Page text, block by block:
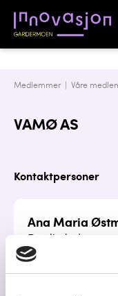
Medlemmer | Våre
VAMØ AS
Kontaktpersoner
Ana Maria
Daglig leder